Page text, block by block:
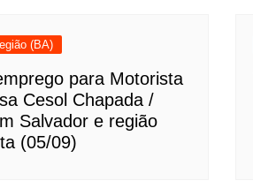
(BA)
para Motorista
Cesol Chapada /
Salvador e região
(05/09)